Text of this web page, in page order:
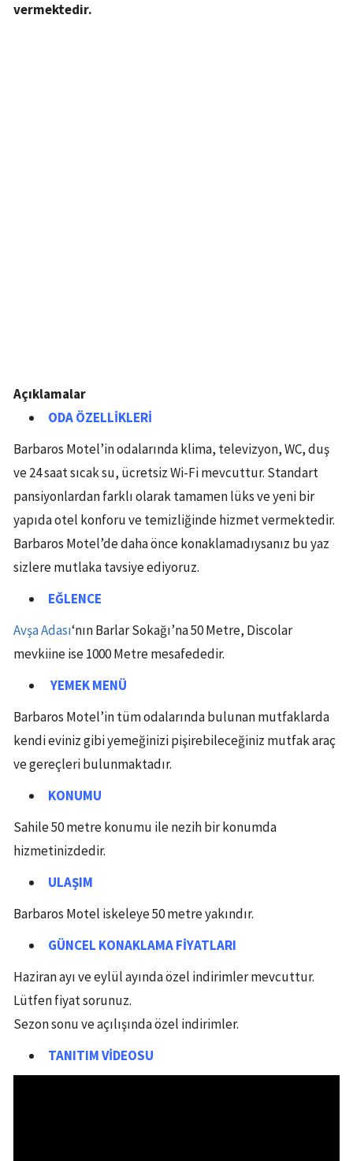
vermektedir.
Açıklamalar
ODA ÖZELLİKLERİ
Barbaros Motel’in odalarında klima, televizyon, WC, duş
ve 24 saat sıcak su, ücretsiz Wi-Fi mevcuttur. Standart
pansiyonlardan farklı olarak tamamen lüks ve yeni bir
yapıda otel konforu ve temizliğinde hizmet vermektedir.
Barbaros Motel’de daha önce konaklamadıysanız bu yaz
sizlere mutlaka tavsiye ediyoruz.
EĞLENCE
Avşa Adası‘nın Barlar Sokağı’na 50 Metre, Discolar
mevkiine ise 1000 Metre mesafededir.
YEMEK MENÜ
Barbaros Motel’in tüm odalarında bulunan mutfaklarda
kendi eviniz gibi yemeğinizi pişirebileceğiniz mutfak araç
ve gereçleri bulunmaktadır.
KONUMU
Sahile 50 metre konumu ile nezih bir konumda
hizmetinizdedir.
ULAŞIM
Barbaros Motel iskeleye 50 metre yakındır.
GÜNCEL KONAKLAMA FİYATLARI
Haziran ayı ve eylül ayında özel indirimler mevcuttur.
Lütfen fiyat sorunuz.
Sezon sonu ve açılışında özel indirimler.
TANITIM VİDEOSU